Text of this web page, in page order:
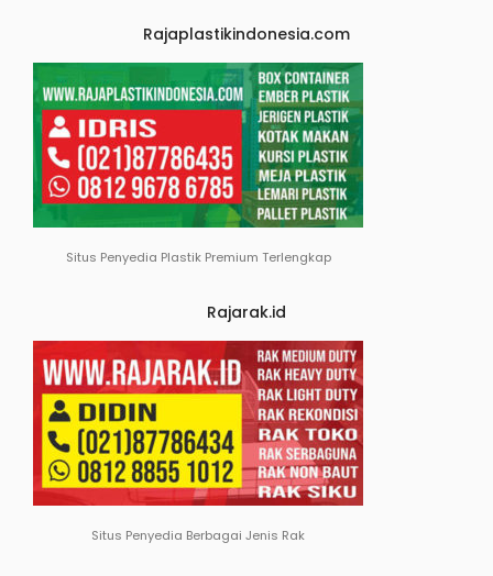
Rajaplastikindonesia.com
Situs Penyedia Plastik Premium Terlengkap
Rajarak.id
Situs Penyedia Berbagai Jenis Rak